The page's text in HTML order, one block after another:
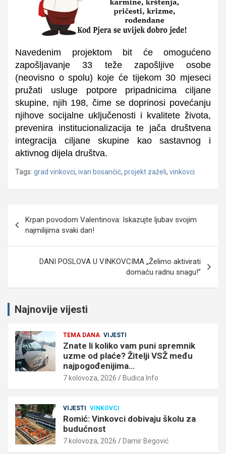
Navedenim projektom bit će omogućeno
zapošljavanje 33 teže zapošljive osobe
(neovisno o spolu) koje će tijekom 30 mjeseci
pružati usluge potpore pripadnicima ciljane
skupine, njih 198, čime se doprinosi povećanju
njihove socijalne uključenosti i kvalitete života,
prevenira institucionalizacija te jača društvena
integracija ciljane skupine kao sastavnog i
aktivnog dijela društva.
Tags: grad vinkovci, ivan bosančić, projekt zaželi, vinkovci
objava
Krpan povodom Valentinova: Iskazujte ljubav svojim
najmilijima svaki dan!
DANI POSLOVA U VINKOVCIMA „Želimo aktivirati
domaću radnu snagu!”
Najnovije vijesti
TEMA DANA VIJESTI
Znate li koliko vam puni spremnik
uzme od plaće? Žitelji VSŽ među
najpogođenijima…
7 kolovoza, 2026 Budica Info
VIJESTI VINKOVCI
Romić: Vinkovci dobivaju školu za
budućnost
7 kolovoza, 2026 Damir Begović